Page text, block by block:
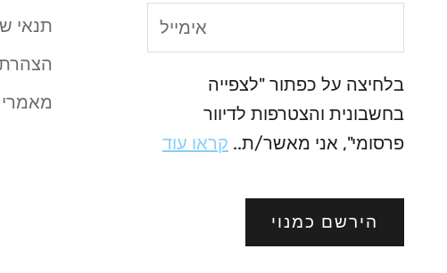
בלחיצה על כפתור "לצפייה
בחשבונית והצטרפות לדיוור
פרסומי", אני מאשר/ת.. קראו עוד
הירשם כמנוי
תנאי
הצהרת